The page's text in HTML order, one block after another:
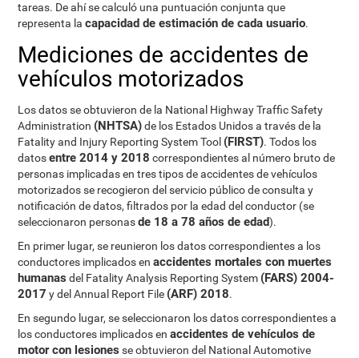
tareas. De ahí se calculó una puntuación conjunta que
representa lacapacidad de estimación de cada usuario.
Mediciones de accidentes de
vehículos motorizados
Los datos se obtuvieron de la National Highway Traffic Safety
Administration (NHTSA)de los Estados Unidos a través de la
Fatality and Injury Reporting System Tool (FIRST). Todos los
datosentre 2014 y 2018 correspondientes al número bruto de
personas implicadas en tres tipos de accidentes de vehículos
motorizados se recogieron del servicio público de consulta y
notificación de datos, filtrados por la edad del conductor (se
seleccionaron personasde 18 a 78 años de edad).
En primer lugar, se reunieron los datos correspondientes a los
conductores implicados enaccidentes mortales con muertes
humanas del Fatality Analysis Reporting System (FARS) 2004-
2017 y del Annual Report File (ARF) 2018.
En segundo lugar, se seleccionaron los datos correspondientes a
los conductores implicados enaccidentes de vehículos de
motor con lesiones se obtuvieron del National Automotive